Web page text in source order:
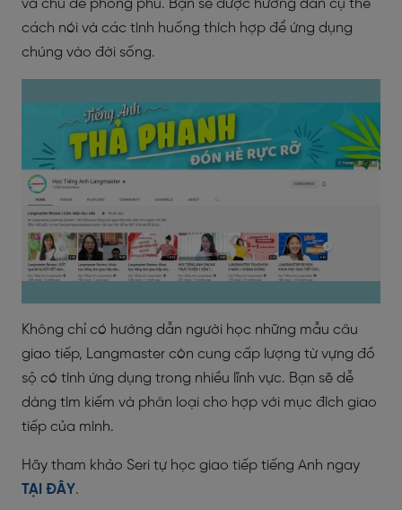
và chủ đề phong phú. Bạn sẽ được hướng dẫn cụ thể
cách nói và các tình huống thích hợp để ứng dụng
chúng vào đời sống.
Không chỉ có hướng dẫn người học những mẫu câu
giao tiếp, Langmaster còn cung cấp lượng từ vựng đồ
sộ có tính ứng dụng trong nhiều lĩnh vực. Bạn sẽ dễ
dàng tìm kiếm và phân loại cho hợp với mục đích giao
tiếp của mình.
Hãy tham khảo Seri tự học giao tiếp tiếng Anh ngay
TẠI ĐÂY.